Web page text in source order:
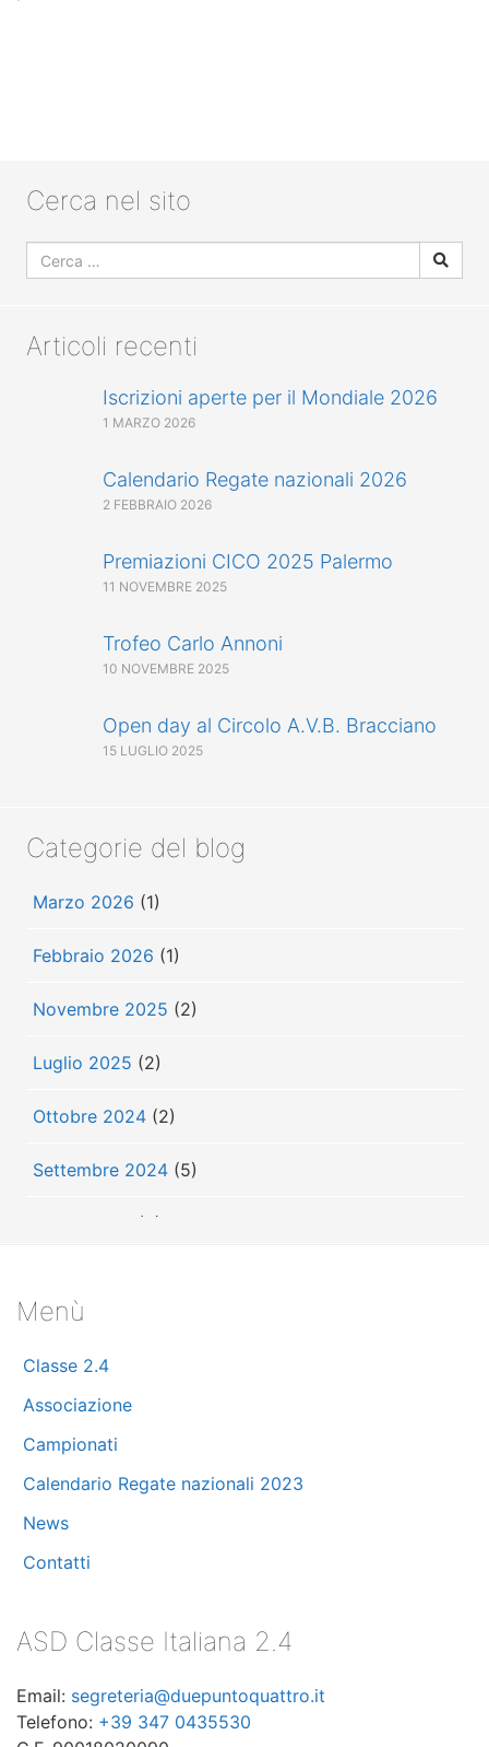
Cerca nel sito
Articoli recenti
Iscrizioni aperte per il Mondiale 2026
1 MARZO 2026
Calendario Regate nazionali 2026
2 FEBBRAIO 2026
Premiazioni CICO 2025 Palermo
11 NOVEMBRE 2025
Trofeo Carlo Annoni
10 NOVEMBRE 2025
Open day al Circolo A.V.B. Bracciano
15 LUGLIO 2025
Categorie del blog
Marzo 2026 (1)
Febbraio 2026 (1)
Novembre 2025 (2)
Luglio 2025 (2)
Ottobre 2024 (2)
Settembre 2024 (5)
(3)
Marzo 2024
Febbraio 2024(8)
Ottobre 2023(5)
Settembre 2023(3)
Menù
Classe 2.4
Associazione
Campionati
Calendario Regate nazionali 2023
News
Contatti
ASD Classe Italiana 2.4
Email: segreteria@duepuntoquattro.it
Telefono: +39 347 0435530